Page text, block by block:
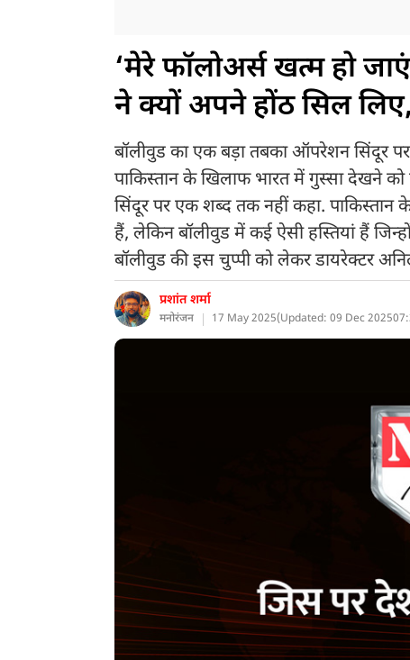
‘मेरे फॉलोअर्स खत्म हो
ने क्यों अपने होंठ सिल
बॉलीवुड का एक बड़ा तबका ऑपरेशन सिंदूर
पाकिस्तान के खिलाफ भारत में गुस्सा देखने
सिंदूर पर एक शब्द तक नहीं कहा.
हैं, लेकिन बॉलीवुड में कई ऐसी हस्तियां हैं
बॉलीवुड की इस चुप्पी को लेकर डायरेक्टर
प्रशांत शर्मा
मनोरंजन 17 May 2025(Updated: 09 Dec 2025